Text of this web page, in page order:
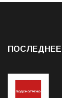
ПОСЛЕДНЕЕ